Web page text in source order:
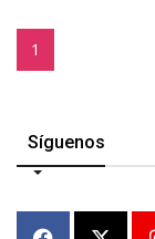
1
Síguenos